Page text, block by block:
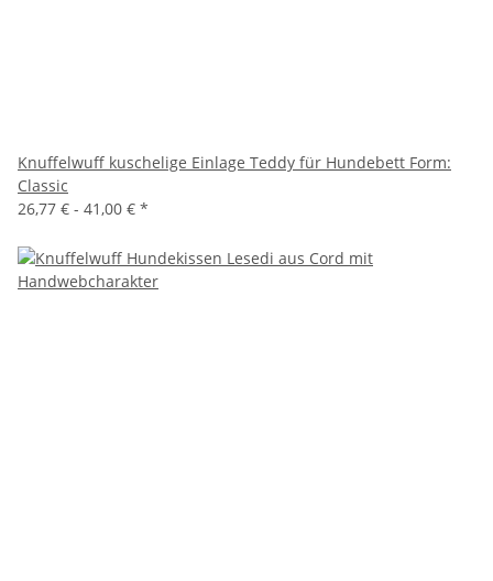
Knuffelwuff kuschelige Einlage Teddy für Hundebett Form:
Classic
26,77 € - 41,00 € *